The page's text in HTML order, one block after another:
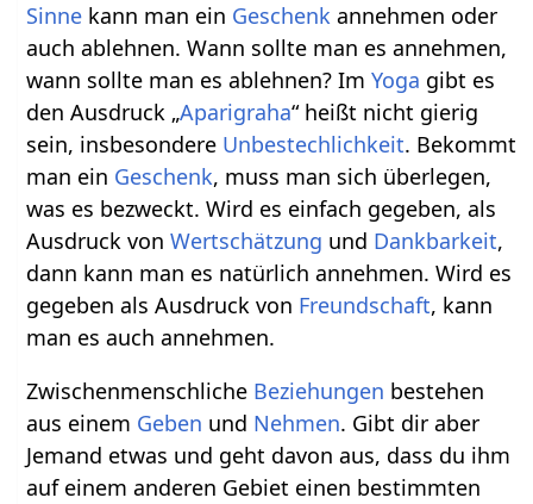
Sinne kann man ein Geschenk annehmen oder
auch ablehnen. Wann sollte man es annehmen,
wann sollte man es ablehnen? ImYoga gibt es
den Ausdruck „Aparigraha“ heißt nicht gierig
sein, insbesondere Unbestechlichkeit. Bekommt
man ein Geschenk, muss man sich überlegen,
was es bezweckt. Wird es einfach gegeben, als
Ausdruck vonWertschätzung und Dankbarkeit,
dann kann man es natürlich annehmen. Wird es
gegeben als Ausdruck von Freundschaft, kann
man es auch annehmen.
Zwischenmenschliche Beziehungen bestehen
aus einem Geben und Nehmen. Gibt dir aber
Jemand etwas und geht davon aus, dass du ihm
auf einem anderen Gebiet einen bestimmten